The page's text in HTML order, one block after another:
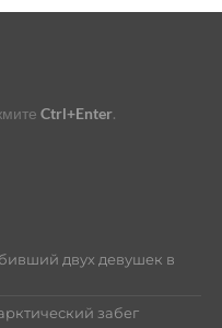
Ctrl+Enter.
двух девушек в
забег